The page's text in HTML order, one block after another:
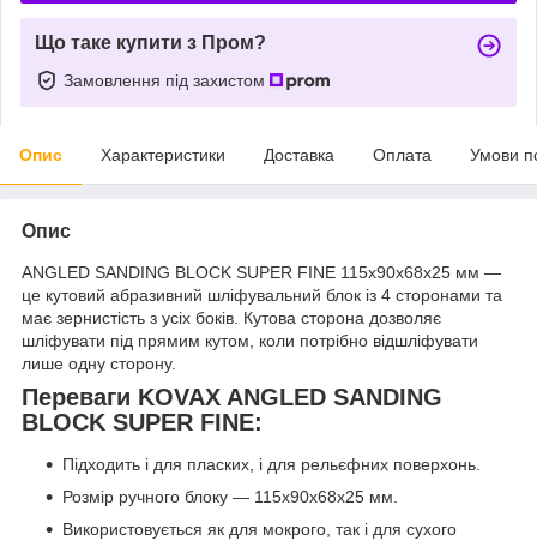
Що таке купити з Пром?
Замовлення під захистом
Опис Характеристики Доставка Оплата Умови
Опис
ANGLED SANDING BLOCK SUPER FINE 115x90х68x25 мм —
це кутовий абразивний шліфувальний блок із 4 сторонами та
має зернистість з усіх боків. Кутова сторона дозволяє
шліфувати під прямим кутом, коли потрібно відшліфувати
лише одну сторону.
Переваги KOVAX ANGLED SANDING
BLOCK SUPER FINE:
Підходить і для пласких, і для рельєфних поверхонь.
Розмір ручного блоку — 115x90х68x25 мм.
Використовується як для мокрого, так і для сухого